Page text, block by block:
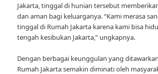
Jakarta, tinggal di hunian tersebut
dan aman bagi keluarganya. “Kami merasa
tinggal di Rumah Jakarta karena kami bisa
tengah kesibukan Jakarta,” ungkapnya.
Dengan berbagai keunggulan yang
Rumah Jakarta semakin diminati oleh